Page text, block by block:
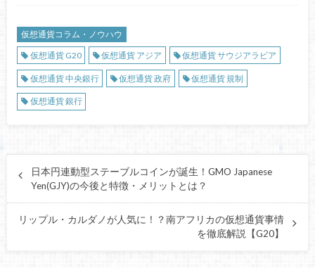
仮想通貨コラム・ノウハウ
仮想通貨 G20
仮想通貨 アジア 仮想通貨 サウジアラビア
仮想通貨 中央銀行 仮想通貨 政府 仮想通貨 規制
仮想通貨 銀行
日本円連動型ステーブルコインが誕生！GMO Japanese
Yen(GJY)の今後と特徴・メリットとは？
リップル・カルダノが人気に！？南アフリカの仮想通貨事情
を徹底解説【G20】